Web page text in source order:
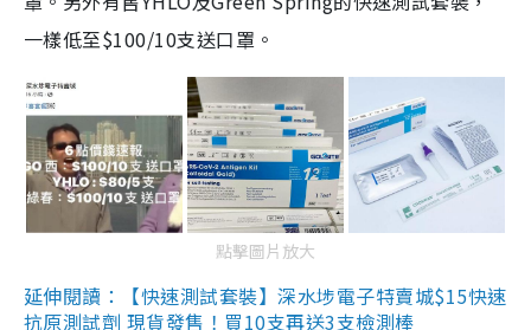
一樣低至$100/10支送口罩。
點擊圖片放大
延伸閱讀：【快速測試套裝】深水埗電子特賣城$15快速
抗原測試劑 現貨發售！買10支再送3支檢測棒